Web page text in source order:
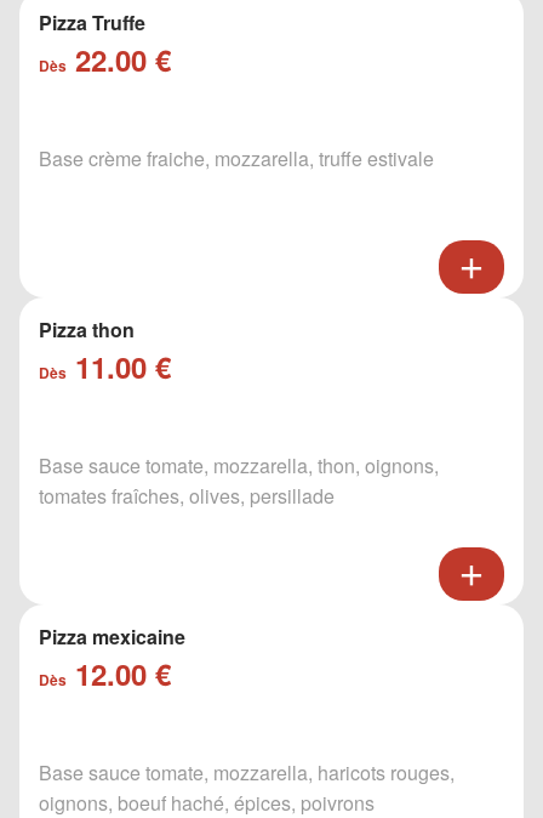
Pizza Truffe
Dès 22.00 €
Base crème fraiche, mozzarella, truffe estivale
Pizza thon
Dès 11.00 €
Base sauce tomate, mozzarella, thon, oignons,
tomates fraîches, olives, persillade
Pizza mexicaine
Dès 12.00 €
Base sauce tomate, mozzarella, haricots rouges,
oignons, boeuf haché, épices, poivrons